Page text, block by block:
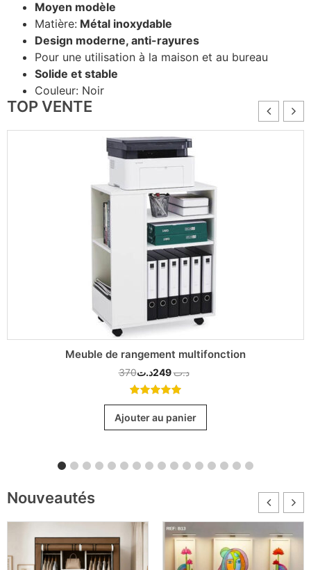
Moyen modèle
Matière: Métal inoxydable
Design moderne, anti-rayures
Pour une utilisation à la maison et au bureau
Solide et stable
Couleur: Noir
TOP VENTE
Meuble de rangement multifonction
370 د.ت249د.ت
5.00out
of 5
Ajouter au panier
Nouveautés